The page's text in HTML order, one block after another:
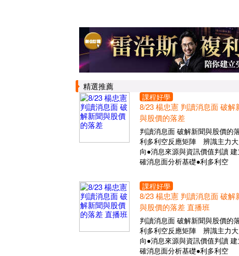
精選推薦
課程好學
8/23 楊忠憲 判讀消息面 破解
與股價的落差
判讀消息面 破解新聞與股價的
利多利空反應矩陣 辨識主力
向●消息來源與資訊價值判讀 建
確消息面分析基礎●利多利空
課程好學
8/23 楊忠憲 判讀消息面 破解
與股價的落差 直播班
判讀消息面 破解新聞與股價的
利多利空反應矩陣 辨識主力
向●消息來源與資訊價值判讀 建
確消息面分析基礎●利多利空